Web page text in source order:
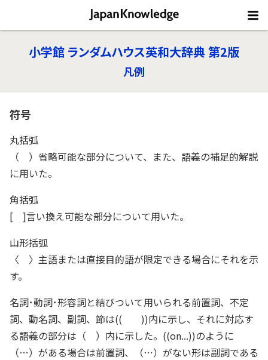
小学館 ランダムハウス英和大辞典 第2版
凡例
符号
丸括弧
（ ）省略可能な部分について、また、語義の補足的解説
に用いた。
角括弧
[ ]言い換え可能な部分について用いた。
山形括弧
〈 〉主語または直接目的語が限定できる場合にそれを示
す。
名詞･動詞･形容詞と結びついて用いられる前置詞、不定
詞、動名詞、副詞、節は(( ))内に示し、それに対応す
る語義の部分は（ ）内に示した。((on...))のように
（…）がある場合は前置詞、（…）がない形は副詞である